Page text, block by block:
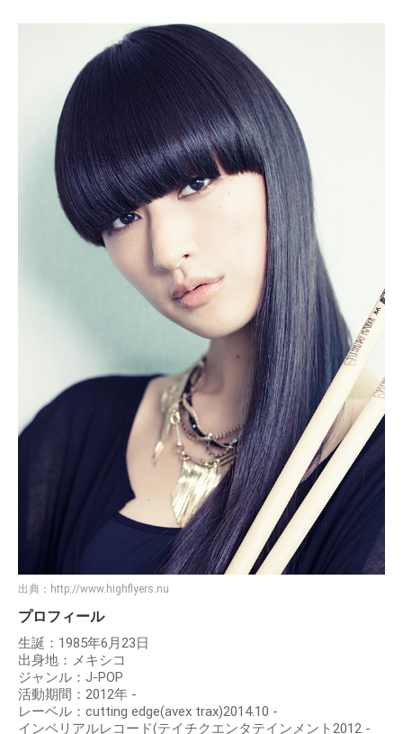
出典： http://www.highflyers.nu
プロフィール
生誕：1985年6月23日
出身地：メキシコ
ジャンル：J-POP
活動期間：2012年 -
レーベル：cutting edge(avex trax)2014.10 -
インペリアルレコード(テイチクエンタテインメント2012 -